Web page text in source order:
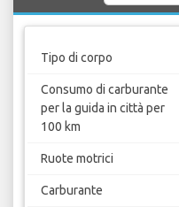
Tipo di corpo
Consumo di carburante
per la guida in città per
100 km
Ruote motrici
Carburante